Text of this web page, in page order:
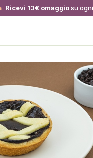
Ricevi 10€ omaggiosu ogni